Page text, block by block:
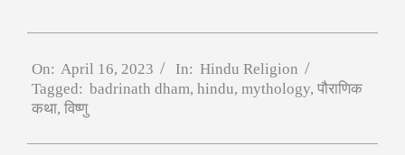
On: April 16, 2023 In: Hindu Religion
Tagged: badrinath dham, hindu, mythology, पौराणिक
कथा, विष्णु